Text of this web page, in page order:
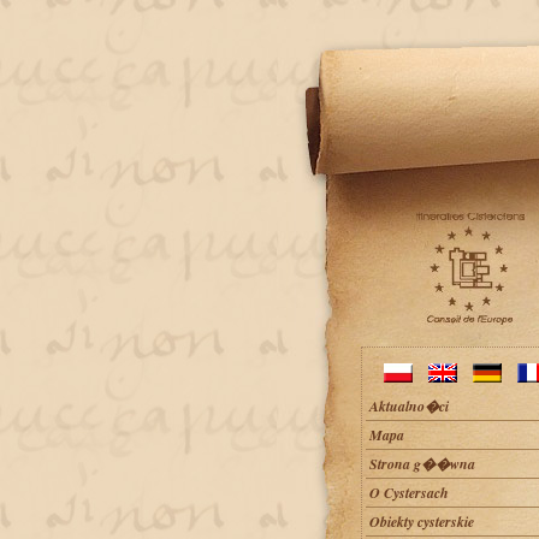
Aktualno�ci
Mapa
Strona g��wna
O Cystersach
Obiekty cysterskie